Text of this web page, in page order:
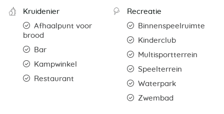
Kruidenier
Afhaalpunt voor
brood
Bar
Kampwinkel
Restaurant
Recreatie
Binnenspeelruimte
Kinderclub
Multisportterrein
Speelterrein
Waterpark
Zwembad